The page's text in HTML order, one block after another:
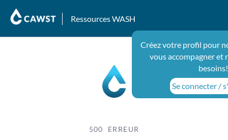
Ressources WASH
Créez votre profil pour
vous accompagner et
besoins!
Se connecter /
500 ERREUR